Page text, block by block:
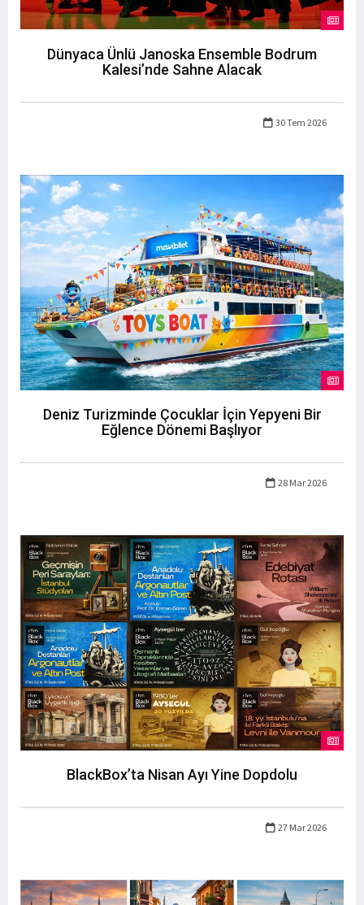
Dünyaca Ünlü Janoska Ensemble Bodrum
Kalesi’nde Sahne Alacak
30 Tem 2026
Deniz Turizminde Çocuklar İçin Yepyeni Bir
Eğlence Dönemi Başlıyor
28 Mar 2026
BlackBox’ta Nisan Ayı Yine Dopdolu
27 Mar 2026